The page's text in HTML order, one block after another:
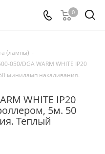
0
(лампы) -
050/DGA WARM WHITE IP20
миниламп накаливания.
WHITE IP20
5м. 50
Теплый